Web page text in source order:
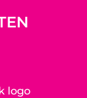
logo